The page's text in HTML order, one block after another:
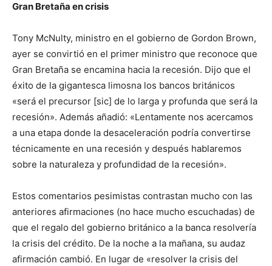
Gran Bretaña en crisis
Tony McNulty, ministro en el gobierno de Gordon Brown,
ayer se convirtió en el primer ministro que reconoce que
Gran Bretaña se encamina hacia la recesión. Dijo que el
éxito de la gigantesca limosna los bancos británicos
«será el precursor [sic] de lo larga y profunda que será la
recesión». Además añadió: «Lentamente nos acercamos
a una etapa donde la desaceleración podría convertirse
técnicamente en una recesión y después hablaremos
sobre la naturaleza y profundidad de la recesión».
Estos comentarios pesimistas contrastan mucho con las
anteriores afirmaciones (no hace mucho escuchadas) de
que el regalo del gobierno británico a la banca resolvería
la crisis del crédito. De la noche a la mañana, su audaz
afirmación cambió. En lugar de «resolver la crisis del